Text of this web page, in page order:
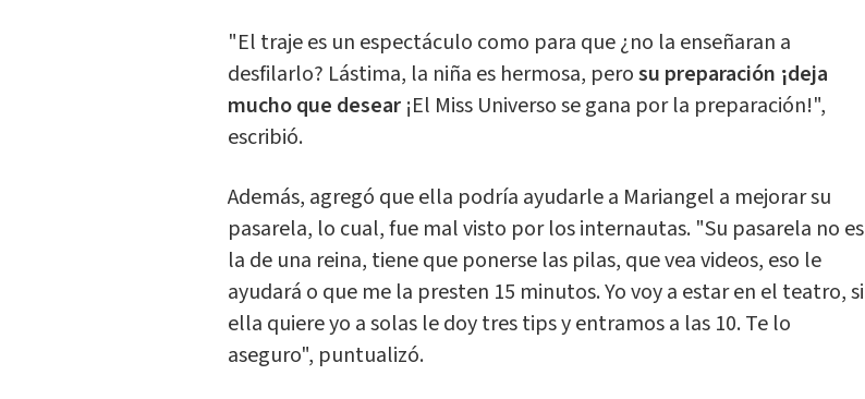
"El traje es un espectáculo como para que ¿no la enseñaran a
desfilarlo? Lástima, la niña es hermosa, perosu preparación ¡deja
mucho que desear ¡El Miss Universo se gana por la preparación!",
escribió.
Además, agregó que ella podría ayudarle a Mariangel a mejorar su
pasarela, lo cual, fue mal visto por los internautas. "Su pasarela no es
la de una reina, tiene que ponerse las pilas, que vea videos, eso le
ayudará o que me la presten 15 minutos. Yo voy a estar en el teatro, si
ella quiere yo a solas le doy tres tips y entramos a las 10. Te lo
aseguro", puntualizó.